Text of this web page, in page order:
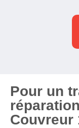
Pour un
Couvreur